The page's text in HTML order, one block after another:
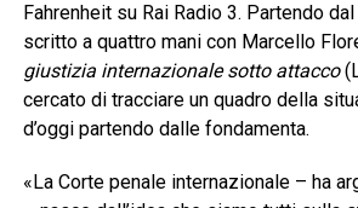
Fahrenheit su Rai Radio 3. Partendo
scritto a quattro mani con Marcello
giustizia internazionale sotto attacco
cercato di tracciare un quadro della
d’oggi partendo dalle fondamenta.
«La Corte penale internazionale – ha